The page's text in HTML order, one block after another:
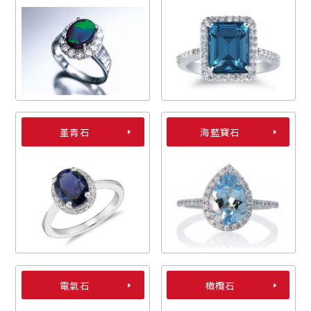
堇青石 海藍寶石
電氣石 橄欖石